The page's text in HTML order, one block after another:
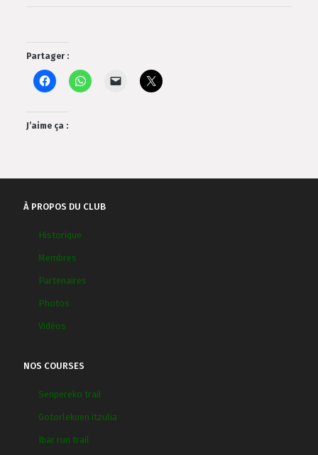
Partager :
J’aime ça :
À PROPOS DU CLUB
Historique
Membres
Partenaires
Photos
Vidéos
NOS COURSES
Senpereko trail
Gotorlekuen itzulia
Ibar run trail